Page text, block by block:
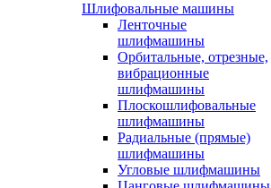
Шлифовальные машины
Ленточные
шлифмашины
Орбитальные, отрезные,
вибрационные
шлифмашины
Плоскошлифовальные
шлифмашины
Радиальные (прямые)
шлифмашины
Угловые шлифмашины